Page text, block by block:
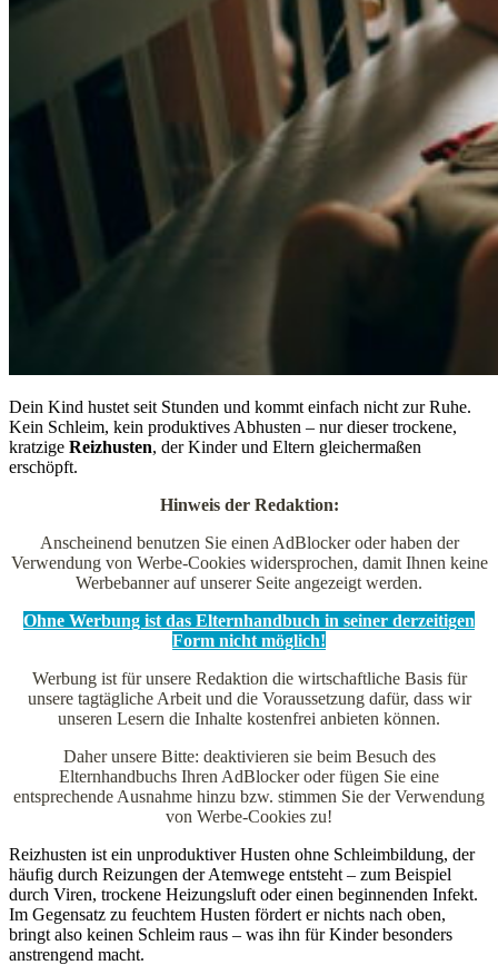
Dein Kind hustet seit Stunden und kommt einfach nicht zur Ruhe.
Kein Schleim, kein produktives Abhusten – nur dieser trockene,
kratzige Reizhusten, der Kinder und Eltern gleichermaßen
erschöpft.
Hinweis der Redaktion:
Anscheinend benutzen Sie einen AdBlocker oder haben der
Verwendung von Werbe-Cookies widersprochen, damit Ihnen keine
Werbebanner auf unserer Seite angezeigt werden.
Ohne Werbung ist das Elternhandbuch in seiner derzeitigen
Form nicht möglich!
Werbung ist für unsere Redaktion die wirtschaftliche Basis für
unsere tagtägliche Arbeit und die Voraussetzung dafür, dass wir
unseren Lesern die Inhalte kostenfrei anbieten können.
Daher unsere Bitte: deaktivieren sie beim Besuch des
Elternhandbuchs Ihren AdBlocker oder fügen Sie eine
entsprechende Ausnahme hinzu bzw. stimmen Sie der Verwendung
von Werbe-Cookies zu!
Reizhusten ist ein unproduktiver Husten ohne Schleimbildung, der
häufig durch Reizungen der Atemwege entsteht – zum Beispiel
durch Viren, trockene Heizungsluft oder einen beginnenden Infekt.
Im Gegensatz zu feuchtem Husten fördert er nichts nach oben,
bringt also keinen Schleim raus – was ihn für Kinder besonders
anstrengend macht.